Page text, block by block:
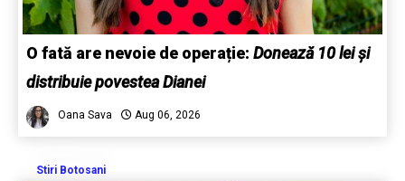
O fată are nevoie de operație: Donează 10 lei și
distribuie povestea Dianei
Oana Sava Aug 06, 2026
Stiri Botosani